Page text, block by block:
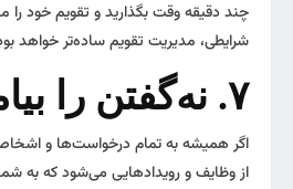
چند دقیقه وقت بگذارید و تقویم خود را
شرایطی، مدیریت تقویم ساده‌تر خواهد
۷. نه‌گفتن را بیاموزید
اگر همیشه به تمام درخواست‌ها و اشخاص
از وظایف و رویدادهایی می‌شود که به شما